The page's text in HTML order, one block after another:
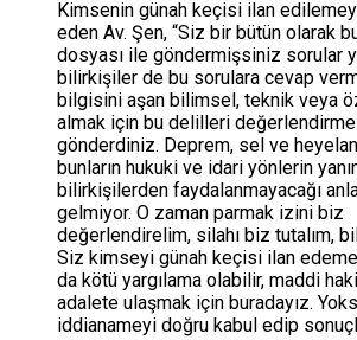
Kimsenin günah keçisi ilan
eden Av. Şen, “Siz bir bütün olarak
dosyası ile göndermişsiniz sorular
bilirkişiler de bu sorulara cevap
bilgisini aşan bilimsel, teknik veya
almak için bu delilleri
gönderdiniz. Deprem, sel ve
bunların hukuki ve idari yönlerin
bilirkişilerden faydalanmayacağı
gelmiyor. O zaman parmak izini biz
değerlendirelim, silahı biz tutalım,
Siz kimseyi günah keçisi ilan
da kötü yargılama olabilir, maddi
adalete ulaşmak için buradayız.
iddianameyi doğru kabul edip